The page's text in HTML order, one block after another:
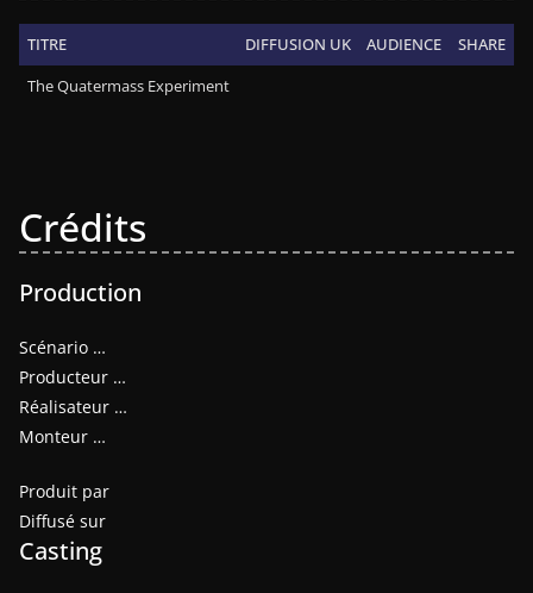
TITRE DIFFUSION UK AUDIENCE
SHARE
The Quatermass Experiment
Crédits
Production
Scénario …
Producteur …
Réalisateur …
Monteur …
Produit par
Diffusé sur
Casting